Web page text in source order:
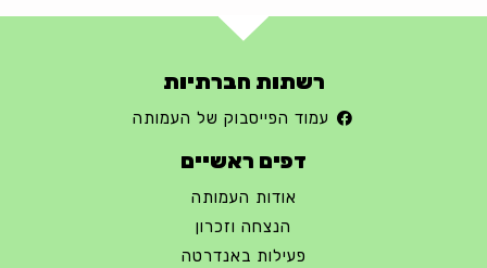
רשתות חברתיות
עמוד הפייסבוק של העמותה
דפים ראשיים
אודות העמותה
הנצחה וזכרון
פעילות באנדרטה